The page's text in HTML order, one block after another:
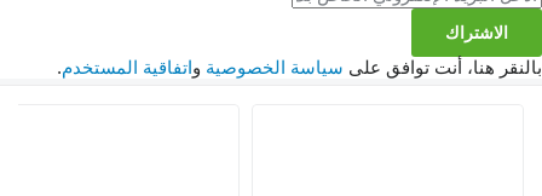
هنا، أنت توافق علىسياسة الخصوصيةواتفاقية المستخدم.